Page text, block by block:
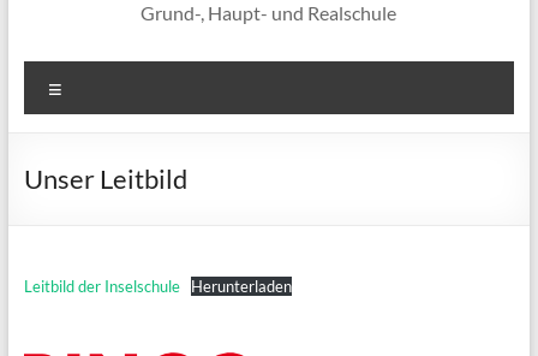
Grund-, Haupt- und Realschule
Unser Leitbild
Leitbild der Inselschule Herunterladen